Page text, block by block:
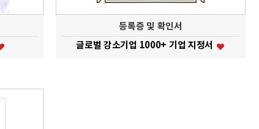
등록증 및 확인서
글로벌 강소기업 1000+ 기업 지정서